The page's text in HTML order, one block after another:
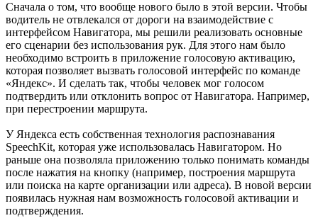
Сначала о том, что вообще нового было в этой версии. Чтобы
водитель не отвлекался от дороги на взаимодействие с
интерфейсом Навигатора, мы решили реализовать основные
его сценарии без использования рук. Для этого нам было
необходимо встроить в приложение голосовую активацию,
которая позволяет вызвать голосовой интерфейс по команде
«Яндекс». И сделать так, чтобы человек мог голосом
подтвердить или отклонить вопрос от Навигатора. Например,
при перестроении маршрута.
У Яндекса есть собственная технология распознавания
SpeechKit, которая уже использовалась Навигатором. Но
раньше она позволяла приложению только понимать команды
после нажатия на кнопку (например, построения маршрута
или поиска на карте организации или адреса). В новой версии
появилась нужная нам возможность голосовой активации и
подтверждения.